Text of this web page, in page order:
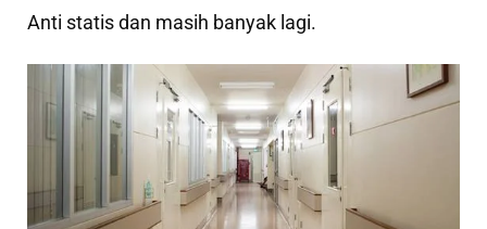
Anti statis dan masih banyak lagi.